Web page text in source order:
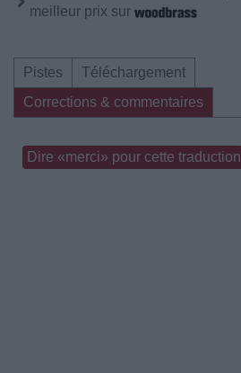
meilleur prix sur
Pistes
Téléchargement
Corrections & commentaires
Dire «merci» pour cette traduction